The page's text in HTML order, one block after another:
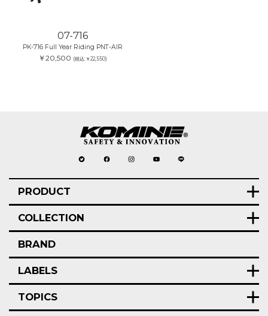
07-716
PK-716 Full Year Riding PNT-AIR
￥20,500 (税込:￥22,550)
PRODUCT
COLLECTION
BRAND
LABELS
TOPICS